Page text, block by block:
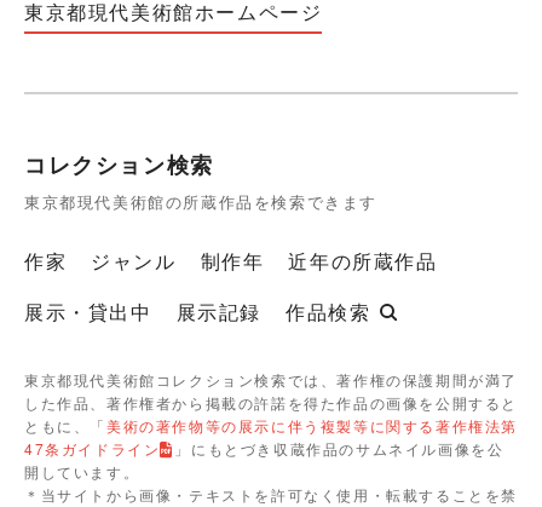
東京都現代美術館ホームページ
コレクション検索
東京都現代美術館の所蔵作品を検索できます
作家 ジャンル 制作年
近年の所蔵作品
展示・貸出中
展示記録 作品検索
東京都現代美術館コレクション検索では、著作権の保護期間が満了
した作品、著作権者から掲載の許諾を得た作品の画像を公開すると
ともに、「美術の著作物等の展示に伴う複製等に関する著作権法第
47条ガイドライン
」にもとづき収蔵作品のサムネイル画像を公
開しています。
＊当サイトから画像・テキストを許可なく使用・転載することを禁